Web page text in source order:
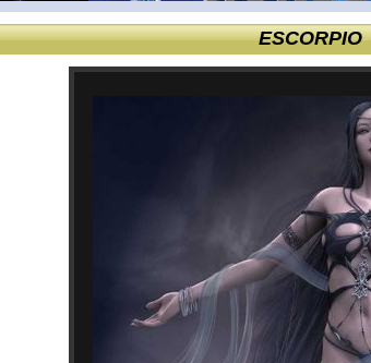
ESCORPIO